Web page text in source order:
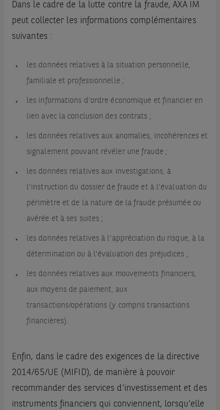
Dans le cadre de la lutte contre la fraude, AXA IM
peut collecter les informations complémentaires
suivantes :
les données relatives à la situation personnelle,
familiale et professionnelle ;
les informations d’ordre économique et financier en
lien avec la conclusion des contrats ;
les données relatives aux anomalies, incohérences et
signalement pouvant révéler une fraude ;
les données relatives aux investigations, à
l'instruction du dossier de fraude et à l'évaluation du
périmètre et de la nature de la fraude présumée ou
avérée et à ses suites ;
les données relatives à l’appréciation du risque, à la
détermination ou à l'évaluation des préjudices ;
les données relatives aux mouvements financiers,
aux moyens de paiement, aux
transactions/opérations (y compris transactions
financières).
Enfin, dans le cadre des exigences de la directive
2014/65/UE (MIFID), de manière à pouvoir
recommander des services d’investissement et des
instruments financiers qui conviennent, lorsqu’elle